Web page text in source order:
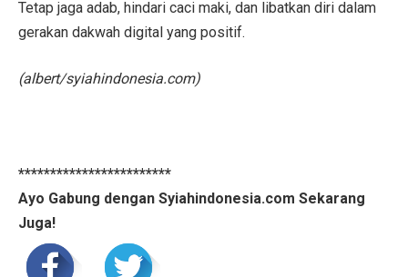
Tetap jaga adab, hindari caci maki, dan libatkan diri dalam
gerakan dakwah digital yang positif.
(albert/syiahindonesia.com)
************************
Ayo Gabung dengan Syiahindonesia.com Sekarang
Juga!